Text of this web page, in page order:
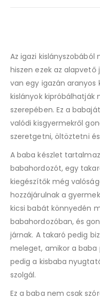
Az igazi
hiszen ezek az
van egy igazán aranyos
kislányok kipróbálhatják
szerepében. Ez a
valódi kisgyermekről
szeretgetni, öltöztetni
A baba készlet
babahordozót, egy
kiegészítők még
hozzájárulnak a
kicsi babát könnyedén
babahordozóban, és
járnak. A takaró pedig
meleget, amikor a baba
pedig a kisbaba
szolgál.
Ez a baba nem csak